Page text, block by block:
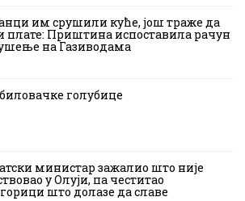
им срушили куће, још траже да
плате: Приштина испоставила рачун
на Газиводама
голубице
министар зажалио што није
у Олуји, па честитао
што долазе да славе